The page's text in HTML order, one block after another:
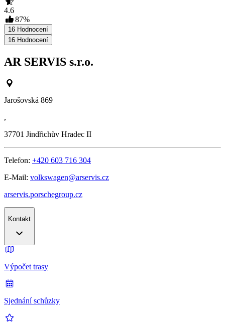
4.6
87%
16 Hodnocení
16 Hodnocení
AR SERVIS s.r.o.
Jarošovská 869
,
37701 Jindřichův Hradec II
Telefon: +420 603 716 304
E-Mail: volkswagen@arservis.cz
arservis.porschegroup.cz
Kontakt
Výpočet trasy
Sjednání schůzky